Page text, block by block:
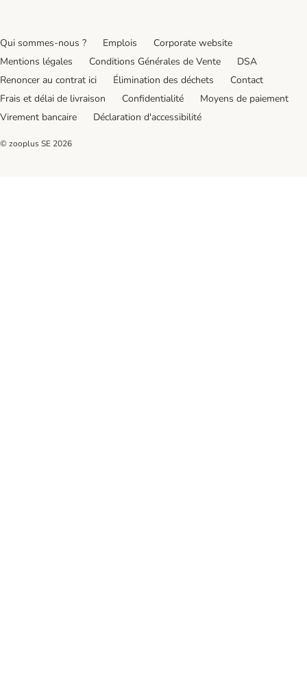
Qui sommes-nous ? Emplois
Corporate website
Mentions légales
Conditions Générales de Vente
DSA
Renoncer au contrat ici
Élimination des déchets
Contact
Frais et délai de livraison
Confidentialité
Moyens de paiement
Virement bancaire
Déclaration d'accessibilité
© zooplus SE 2026